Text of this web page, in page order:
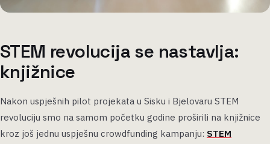
STEM revolucija se nastavlja:
knjižnice
Nakon uspješnih pilot projekata u Sisku i Bjelovaru STEM
revoluciju smo na samom početku godine proširili na knjižnice
kroz još jednu uspješnu crowdfunding kampanju: STEM